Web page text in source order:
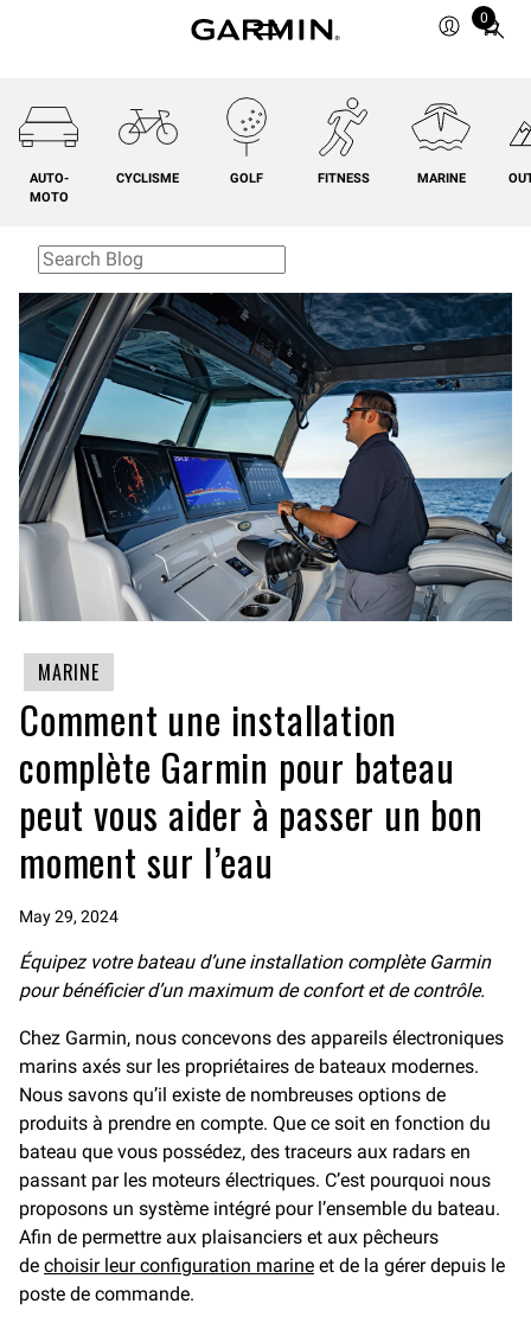
0
Total
AUTO-
MOTO
CYCLISME GOLF FITNESS MARINE
MARINE
Comment une installation
complète Garmin pour bateau
peut vous aider à passer un bon
moment sur l’eau
May 29, 2024
Équipez votre bateau d’une installation complète Garmin
pour bénéficier d’un maximum de confort et de contrôle.
Chez Garmin, nous concevons des appareils électroniques
marins axés sur les propriétaires de bateaux modernes.
Nous savons qu’il existe de nombreuses options de
produits à prendre en compte. Que ce soit en fonction du
bateau que vous possédez, des traceurs aux radars en
passant par les moteurs électriques. C’est pourquoi nous
proposons un système intégré pour l’ensemble du bateau.
Afin de permettre aux plaisanciers et aux pêcheurs
de choisir leur configuration marine et de la gérer depuis le
poste de commande.